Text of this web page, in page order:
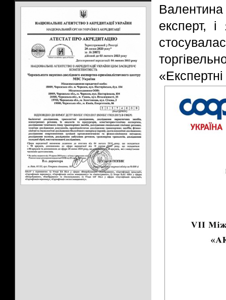
експерт,